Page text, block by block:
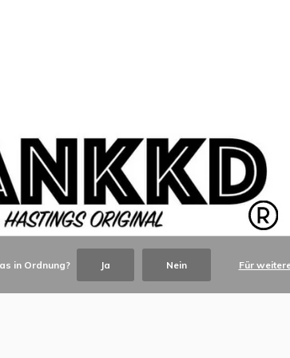
in Ordnung? Ja Nein Für